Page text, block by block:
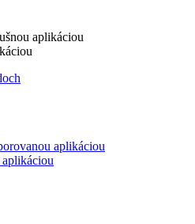
aplikáciou
aplikáciou